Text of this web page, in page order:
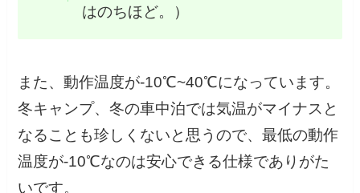
はのちほど。）
また、動作温度が-10℃~40℃になっています。
冬キャンプ、冬の車中泊では気温がマイナスと
なることも珍しくないと思うので、最低の動作
温度が-10℃なのは安心できる仕様でありがた
いです。